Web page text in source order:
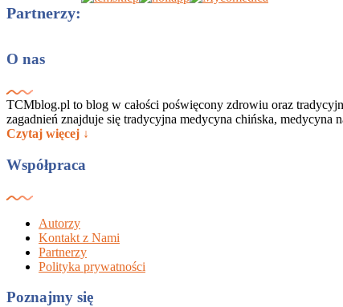
Partnerzy:
O nas
TCMblog.pl to blog w całości poświęcony zdrowiu oraz
zagadnień znajduje się tradycyjna medycyna chińska, medycyna
Czytaj więcej ↓
Współpraca
Autorzy
Kontakt z Nami
Partnerzy
Polityka prywatności
Poznajmy się